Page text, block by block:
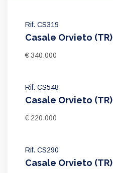
Rif. CS319
Casale Orvieto (TR)
€ 340.000
Rif. CS548
Casale Orvieto (TR)
€ 220.000
Rif. CS290
Casale Orvieto (TR)